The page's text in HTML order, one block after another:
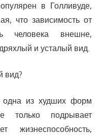
в Голливуде,
что зависимость от
человека внешне,
и усталый вид.
вид?
из худших форм
только подрывает